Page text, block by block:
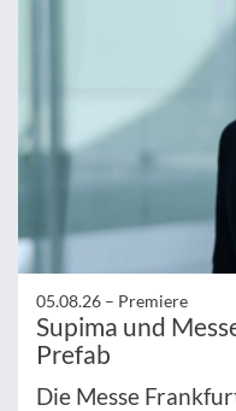
05.08.26 – Premiere
Supima und
Prefab
Die Messe